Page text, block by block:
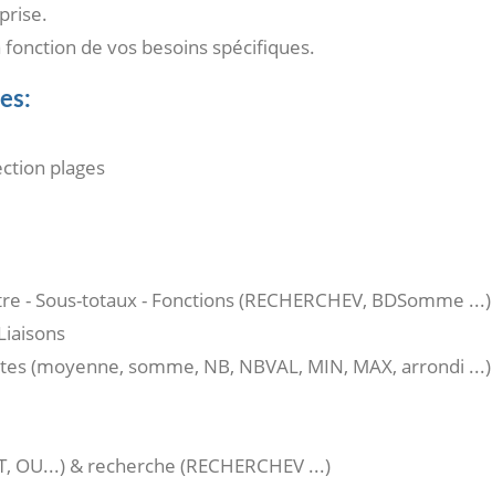
fonction de vos besoins spécifiques.
plages
- Sous-totaux - Fonctions (RECHERCHEV, BDSomme ...)
(moyenne, somme, NB, NBVAL, MIN, MAX, arrondi ...)
OU...) & recherche (RECHERCHEV ...)